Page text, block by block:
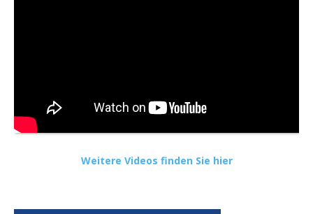
Weitere Videos finden Sie hier